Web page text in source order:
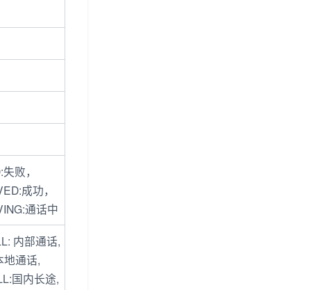
败，
成功，
通话中
内部通话,
地通话,
国内长途,